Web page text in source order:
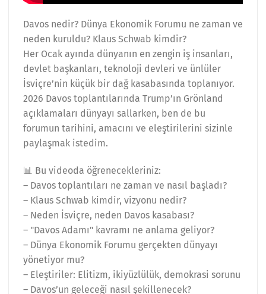
Davos nedir? Dünya Ekonomik Forumu ne zaman ve
neden kuruldu? Klaus Schwab kimdir?
Her Ocak ayında dünyanın en zengin iş insanları,
devlet başkanları, teknoloji devleri ve ünlüler
İsviçre’nin küçük bir dağ kasabasında toplanıyor.
2026 Davos toplantılarında Trump’ın Grönland
açıklamaları dünyayı sallarken, ben de bu
forumun tarihini, amacını ve eleştirilerini sizinle
paylaşmak istedim.
📊 Bu videoda öğrenecekleriniz:
– Davos toplantıları ne zaman ve nasıl başladı?
– Klaus Schwab kimdir, vizyonu nedir?
– Neden İsviçre, neden Davos kasabası?
– "Davos Adamı" kavramı ne anlama geliyor?
– Dünya Ekonomik Forumu gerçekten dünyayı
yönetiyor mu?
– Eleştiriler: Elitizm, ikiyüzlülük, demokrasi sorunu
– Davos’un geleceği nasıl şekillenecek?